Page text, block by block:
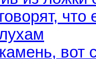
что
вот